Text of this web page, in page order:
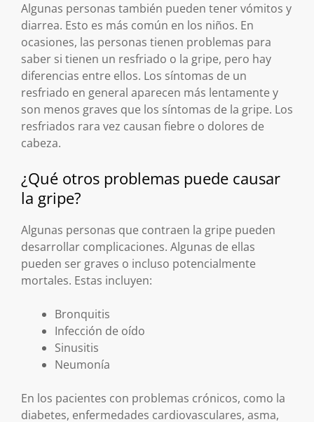
Algunas personas también pueden tener vómitos y
diarrea. Esto es más común en los niños. En
ocasiones, las personas tienen problemas para
saber si tienen un resfriado o la gripe, pero hay
diferencias entre ellos. Los síntomas de un
resfriado en general aparecen más lentamente y
son menos graves que los síntomas de la gripe. Los
resfriados rara vez causan fiebre o dolores de
cabeza.
¿Qué otros problemas puede causar
la gripe?
Algunas personas que contraen la gripe pueden
desarrollar complicaciones. Algunas de ellas
pueden ser graves o incluso potencialmente
mortales. Estas incluyen:
Bronquitis
Infección de oído
Sinusitis
Neumonía
En los pacientes con problemas crónicos, como la
diabetes, enfermedades cardiovasculares, asma,